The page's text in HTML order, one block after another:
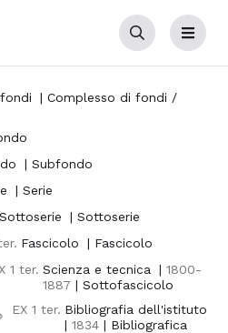
Cerca Menu
| Complesso di fondi /
| Subfondo
| Serie
Sottoserie
| Sottoserie
Fascicolo
| Fascicolo
1 ter. Scienza e tecnica | 1800-
1887 | Sottofascicolo
EX 1 ter. Bibliografia dell'istituto
| 1834 | Bibliografica